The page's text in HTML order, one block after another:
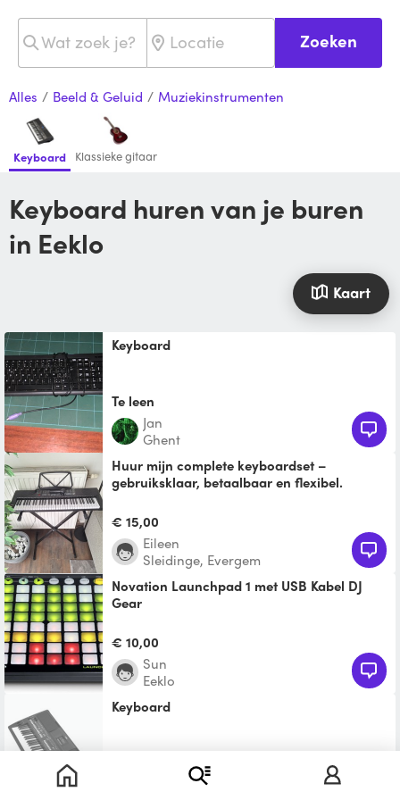
Zoeken
Alles / Beeld & Geluid / Muziekinstrumenten
Keyboard Klassieke gitaar
Keyboard huren van je buren
in Eeklo
Kaart
Keyboard
Te leen
jan
Ghent
Huur mijn complete keyboardset –
gebruiksklaar, betaalbaar en flexibel.
een creatieve week of een muzikaal project?
Altijd al eens
€ 15,00
Eileen
Sleidinge, Evergem
Novation Launchpad 1 met USB Kabel DJ
Gear
€ 10,00
Sun
Eeklo
Keyboard
nathalie